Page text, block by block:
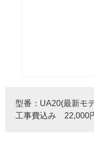
型番：UA20(最新モ
工事費込み 22,000